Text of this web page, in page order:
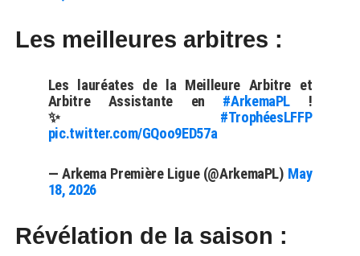
Les meilleures arbitres :
Les lauréates de la Meilleure Arbitre et
Arbitre Assistante en #ArkemaPL !
✨ #TrophéesLFFP
pic.twitter.com/GQoo9ED57a
— Arkema Première Ligue (@ArkemaPL) May
18, 2026
Révélation de la saison :